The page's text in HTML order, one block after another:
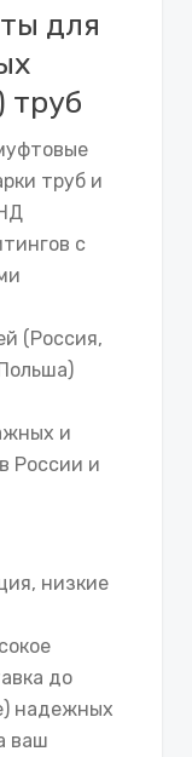
для
труб и
с
(Россия,
и
России и
низкие
до
надежных
ваш